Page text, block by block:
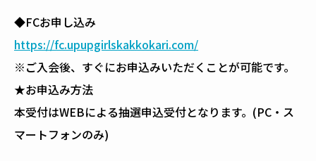
◆FCお申し込み
https://fc.upupgirlskakkokari.com/
※ご入会後、すぐにお申込みいただくことが可能です。
★お申込み方法
本受付はWEBによる抽選申込受付となります。(PC・ス
マートフォンのみ)